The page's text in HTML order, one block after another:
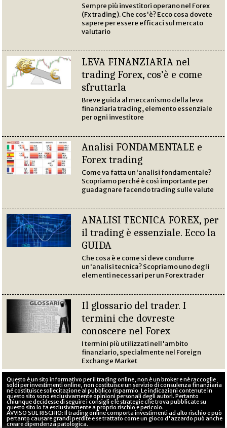
Sempre più investitori operano nel Forex
(Fx trading). Che cos'è? Ecco cosa dovete
sapere per essere efficaci sul mercato
valutario
LEVA FINANZIARIA nel
trading Forex, cos’è e come
sfruttarla
Breve guida al meccanismo della leva
finanziaria trading, elemento essenziale
per ogni investitore
Analisi FONDAMENTALE e
Forex trading
Come va fatta un'analisi fondamentale?
Scopriamo perché è così importante per
guadagnare facendo trading sulle valute
ANALISI TECNICA FOREX, per
il trading è essenziale. Ecco la
GUIDA
Che cosa è e come si deve condurre
un'analisi tecnica? Scopriamo uno degli
elementi necessari per un Forex trader
Il glossario del trader. I
termini che dovreste
conoscere nel Forex
I termini più utilizzati nell'ambito
finanziario, specialmente nel Foreign
Exchange Market
Questo è un sito informativo per il trading online, non è un broker e nè raccoglie
soldi per investimenti online, non costituisce un servizio di consulenza finanziaria
né costituisce sollecitazione al pubblico risparmio. Le indicazioni contenute in
questo sito sono esclusivamente opinioni personali degli autori. Pertanto
chiunque decidesse di seguire i consigli e le strategie che trova pubblicate su
questo sito lo fa esclusivamente a proprio rischio e pericolo.
AVVISO SUL RISCHIO: Il trading online comporta investimenti ad alto rischio e può
pertanto causare grandi perdite e se trattato come un gioco d'azzardo può anche
creare dipendenza patologica.